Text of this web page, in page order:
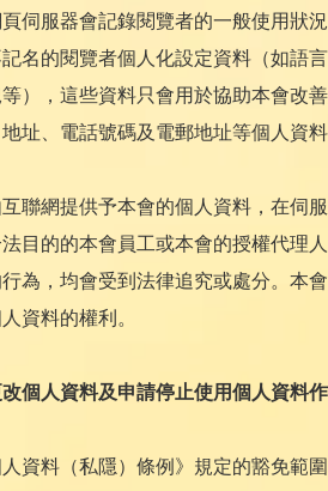
伺服器會記錄閱覽者的一般使用狀
名的閱覽者個人化設定資料（如語
），這些資料只會用於協助本會改
址、電話號碼及電郵地址等個人資
聯網提供予本會的個人資料，在伺
目的的本會員工或本會的授權代理
為，均會受到法律追究或處分。本
資料的權利。
個人資料及申請停止使用個人資料
資料（私隱）條例》規定的豁免範